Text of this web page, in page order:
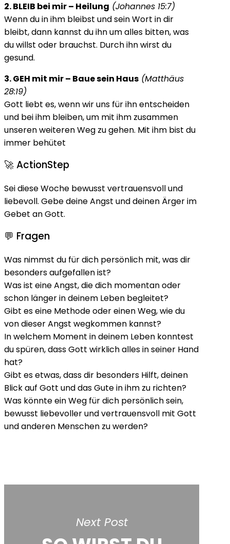
2. BLEIB bei mir – Heilung (Johannes 15:7)
Wenn du in ihm bleibst und sein Wort in dir
bleibt, dann kannst du ihn um alles bitten, was
du willst oder brauchst. Durch ihn wirst du
gesund.
3. GEH mit mir – Baue sein Haus (Matthäus
28:19)
Gott liebt es, wenn wir uns für ihn entscheiden
und bei ihm bleiben, um mit ihm zusammen
unseren weiteren Weg zu gehen. Mit ihm bist du
immer behütet
🚀 ActionStep
Sei diese Woche bewusst vertrauensvoll und
liebevoll. Gebe deine Angst und deinen Ärger im
Gebet an Gott.
💬 Fragen
Was nimmst du für dich persönlich mit, was dir
besonders aufgefallen ist?
Was ist eine Angst, die dich momentan oder
schon länger in deinem Leben begleitet?
Gibt es eine Methode oder einen Weg, wie du
von dieser Angst wegkommen kannst?
In welchem Moment in deinem Leben konntest
du spüren, dass Gott wirklich alles in seiner Hand
hat?
Gibt es etwas, dass dir besonders Hilft, deinen
Blick auf Gott und das Gute in ihm zu richten?
Was könnte ein Weg für dich persönlich sein,
bewusst liebevoller und vertrauensvoll mit Gott
und anderen Menschen zu werden?
Next Post